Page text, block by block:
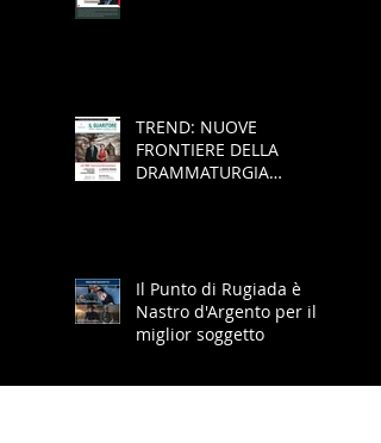
TREND: NUOVE
FRONTIERE DELLA
DRAMMATURGIA
Il Punto di Rugiada è
Nastro d'Argento per il
miglior soggetto